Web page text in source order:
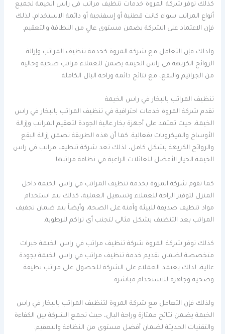
كذلك توفر شركة المروة خدمات تنظيف مراتب في راس الخيمة لجميع
أنواع المراتب سواء كانت قطنية أو إسفنجية أو دائمة الاستخدام، لذلك
فإن الاعتماد على الشركة يضمن مستوى عالٍ من النظافة والتعقيم.
ولذلك فإن التعامل مع شركة المروة كخدمة تنظيف المراتب وإزالة
الروائح الكريهة في راس الخيمة يضمن للعملاء مراتب صحية وخالية
من الجراثيم والبقع، مع نتائج دائمة وراحة البال الكاملة.
تنظيف المراتب بالبخار في راس الخيمة
تقدم شركة المروة خدمات احترافية في تنظيف المراتب بالبخار في راس
الخيمة، حيث تعتمد على أجهزة بخار عالية الجودة لتعقيم المراتب وإزالة
الأوساخ والميكروبات بفعالية. كما أن هذه الطريقة تضمن إزالة البقع
والروائح الكريهة بشكل كامل، لذلك تعد شركة تنظيف مراتب في راس
الخيمة الخيار الأفضل للعائلات الراغبة في نظافة مراتبها.
كما تقوم شركة المروة بخدمة تنظيف المراتب في راس الخيمة داخل
المنزل لتوفير الراحة للعملاء وتسهيل العملية، كذلك يتم استخدام
مواد تنظيف صديقة للبيئة وآمنة على الصحة، وأيضاً يتم ضمان تجفيف
المراتب بعد التنظيف بشكل مثالي لتجنب أي تراكم للرطوبة.
كذلك توفر شركة المروة شركة تنظيف مراتب في راس الخيمة خبرات
متخصصة لضمان تقديم خدمة تنظيف مراتب في راس الخيمة بجودة
عالية، لذلك يعتمد العملاء على الشركة للحصول على مراتب نظيفة
وصحية وجاهزة للاستخدام مباشرة.
ولذلك فإن التعامل مع شركة المروة لتنظيف المراتب بالبخار في راس
الخيمة يضمن نتائج ممتازة وراحة البال، حيث تجمع الشركة بين الكفاءة
والتقنيات الحديثة لضمان أفضل مستوى من النظافة والتعقيم.